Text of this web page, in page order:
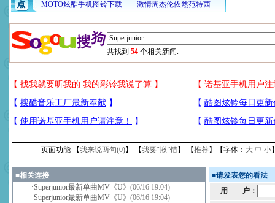
共找到 54 个相关新闻.
页面功能 【我来说两句(0)】 【我要“揪”错】 【推荐】【字体： 大 中 小
■相关连接
·Superjunior最新单曲MV《U》 (06/16 19:04)
·Superjunior最新单曲MV《U》 (06/16 19:04)
■请发表您的看法
用 户：